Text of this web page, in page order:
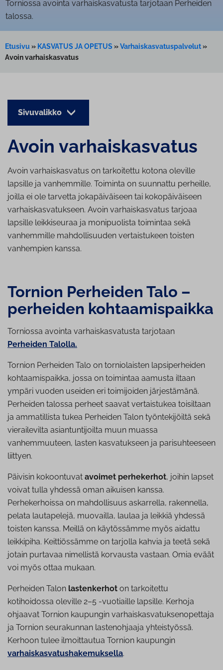
Torniossa avointa varhaiskasvatusta tarjotaan Perheiden
talossa.
Etusivu » KASVATUS JA OPETUS »Varhaiskasvatuspalvelut»
Avoin varhaiskasvatus
Sivuvalikko
Avoin var­hais­kas­va­tus
Avoin varhaiskasvatus on tarkoitettu kotona oleville
lapsille ja vanhemmille. Toiminta on suunnattu perheille,
joilla ei ole tarvetta jokapäiväiseen tai kokopäiväiseen
varhaiskasvatukseen. Avoin varhaiskasvatus tarjoaa
lapsille leikkiseuraa ja monipuolista toimintaa sekä
vanhemmille mahdollisuuden vertaistukeen toisten
vanhempien kanssa.
Tornion Perheiden Talo –
perheiden koh­taa­mis­paik­ka
Torniossa avointa varhaiskasvatusta tarjotaan
Perheiden Talolla.
Tornion Perheiden Talo on torniolaisten lapsiperheiden
kohtaamispaikka, jossa on toimintaa aamusta iltaan
ympäri vuoden useiden eri toimijoiden järjestämänä.
Perheiden talossa perheet saavat vertaistukea toisiltaan
ja ammatillista tukea Perheiden Talon työntekijöiltä sekä
vierailevilta asiantuntijoilta muun muassa
vanhemmuuteen, lasten kasvatukseen ja parisuhteeseen
liittyen.
Päivisin kokoontuvat avoimet perhekerhot, joihin lapset
voivat tulla yhdessä oman aikuisen kanssa.
Perhekerhoissa on mahdollisuus askarrella, rakennella,
pelata lautapelejä, muovailla, laulaa ja leikkiä yhdessä
toisten kanssa. Meillä on käytössämme myös aidattu
leikkipiha. Keittiössämme on tarjolla kahvia ja teetä sekä
jotain purtavaa nimellistä korvausta vastaan. Omia eväät
voi myös ottaa mukaan.
Perheiden Talon lastenkerhot on tarkoitettu
kotihoidossa oleville 2–5 -vuotiaille lapsille. Kerhoja
ohjaavat Tornion kaupungin varhaiskasvatuksenopettaja
ja Tornion seurakunnan lastenohjaaja yhteistyössä.
Kerhoon tulee ilmoittautua Tornion kaupungin
varhaiskasvatushakemuksella.